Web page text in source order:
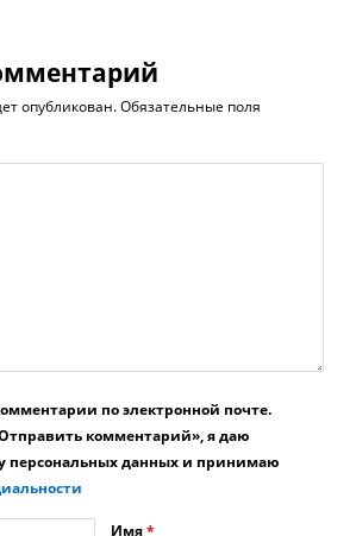
опубликован. Обязательные поля
по электронной почте.
комментарий», я даю
персональных данных и принимаю
Имя*